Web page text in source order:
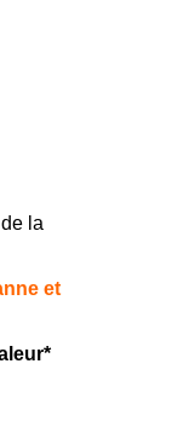
la
et